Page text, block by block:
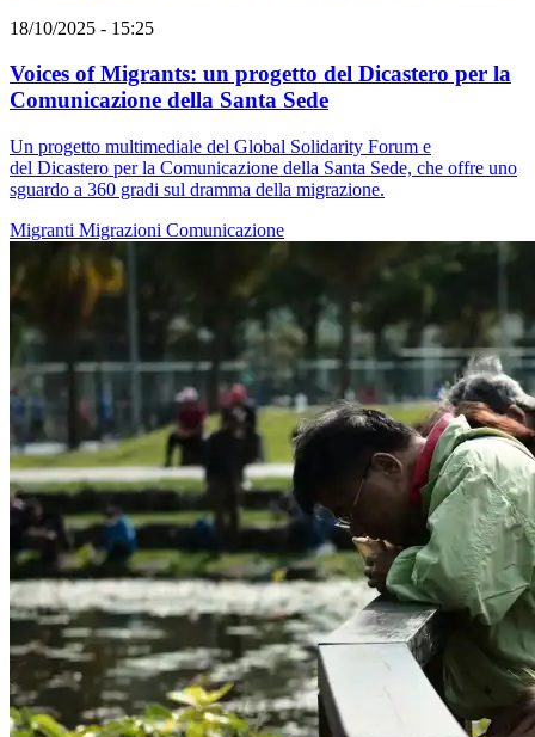
18/10/2025 - 15:25
Voices of Migrants: un progetto del Dicastero per la
Comunicazione della Santa Sede
Un progetto multimediale del Global Solidarity Forum e
del Dicastero per la Comunicazione della Santa Sede, che offre uno
sguardo a 360 gradi sul dramma della migrazione.
Migranti Migrazioni Comunicazione